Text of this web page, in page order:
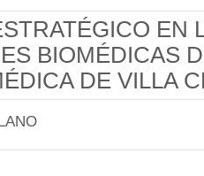
EN
BIOMÉDICAS
DE VILLA